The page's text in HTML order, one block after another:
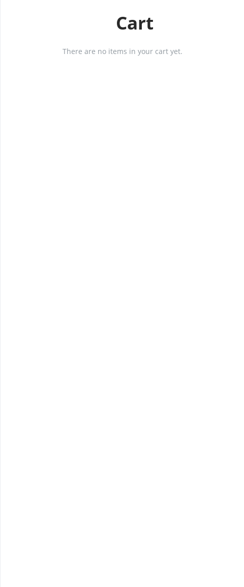
Cart
There are no items in your cart yet.